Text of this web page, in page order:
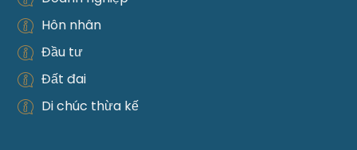
Hôn nhân
Đầu tư
Đất đai
Di chúc thừa kế